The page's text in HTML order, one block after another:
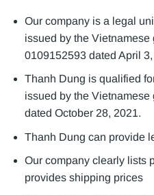
Our company is a legal
issued by the Vietnamese
0109152593 dated April
Thanh Dung is qualified
issued by the
dated October 28, 2021.
Thanh Dung can provide
Our company clearly lists
provides shipping prices